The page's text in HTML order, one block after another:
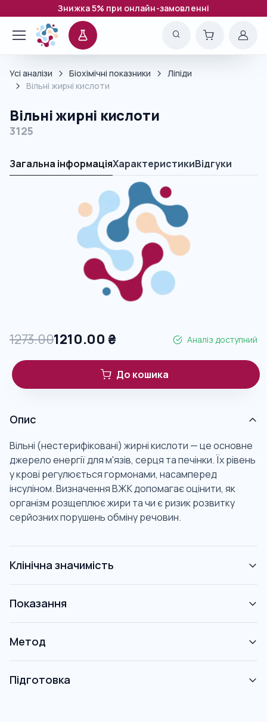
Знижка 5% при онлайн-замовленні
Усі аналізи Біохімічні показники
Ліпіди
Вільні жирні кислоти
Вільні жирні кислоти
3125
Загальна інформаціяХарактеристикиВідгуки
1273.001210.00 ₴ Аналіз доступний
До кошика
Опис
Вільні (нестерифіковані) жирні кислоти — це основне
джерело енергії для м'язів, серця та печінки. Їх рівень
у крові регулюється гормонами, насамперед
інсуліном. Визначення ВЖК допомагає оцінити, як
організм розщеплює жири та чи є ризик розвитку
серйозних порушень обміну речовин.
Клінічна значимість
Показання
Метод
Підготовка